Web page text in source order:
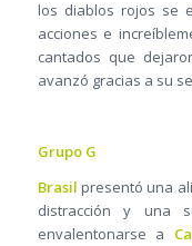
los diablos rojos se
acciones e
cantados que
avanzó gracias a su
Grupo G
Brasil presentó una
distracción y una
envalentonarse a